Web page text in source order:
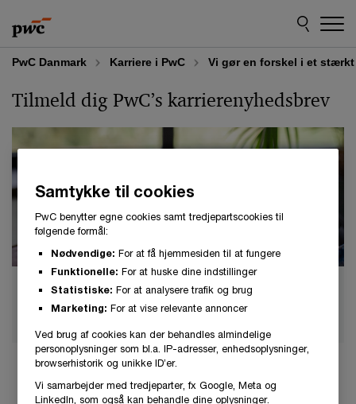
to
content
to
footer
PwC Danmark Karriere i PwC Vi gør en forskel i et
Tilmeld dig PwC’s karrierenyhedsbrev
I vores karrierenyhedsbrev får du hver måned
invitationer til spændende events og kurser, nyeste
Samtykke til cookies
PwC benytter egne cookies samt tredjepartscookies til
følgende formål:
Nødvendige: For at få hjemmesiden til at fungere
Funktionelle: For at huske dine indstillinger
Statistiske: For at analysere trafik og brug
Marketing: For at vise relevante annoncer
Ved brug af cookies kan der behandles almindelige
personoplysninger som bl.a. IP-adresser, enhedsoplysninger,
browserhistorik og unikke ID’er.
Vi samarbejder med tredjeparter, fx Google, Meta og
LinkedIn, som også kan behandle dine oplysninger.